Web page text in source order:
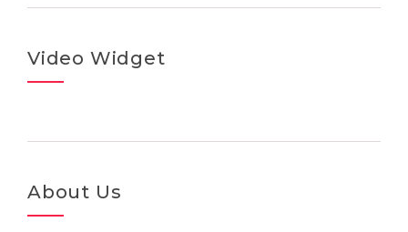
Video Widget
About Us